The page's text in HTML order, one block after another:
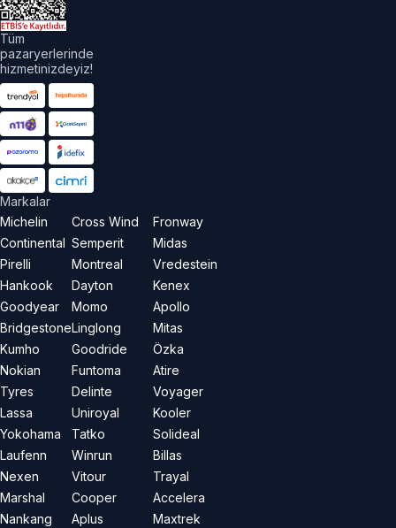
Tüm
pazaryerlerinde
hizmetinizdeyiz!
Markalar
Michelin
Continental
Pirelli
Hankook
Goodyear
Bridgestone
Kumho
Nokian
Tyres
Lassa
Yokohama
Laufenn
Nexen
Marshal
Nankang
Cross Wind
Semperit
Montreal
Dayton
Momo
Linglong
Goodride
Funtoma
Delinte
Uniroyal
Tatko
Winrun
Vitour
Cooper
Aplus
Fronway
Midas
Vredestein
Kenex
Apollo
Mitas
Özka
Atire
Voyager
Kooler
Solideal
Billas
Trayal
Accelera
Maxtrek